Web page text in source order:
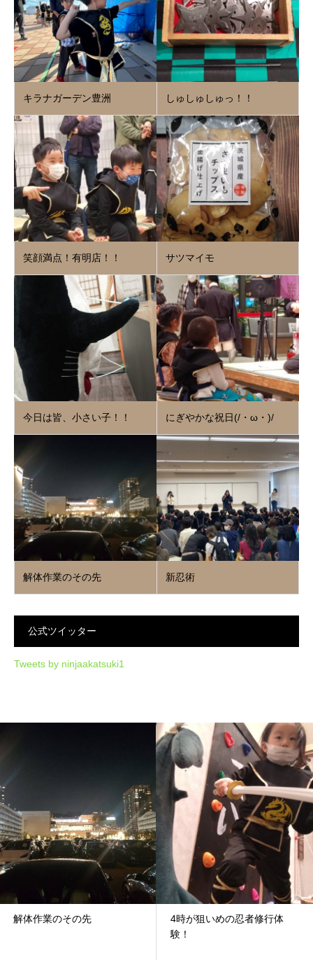
キラナガーデン豊洲 しゅしゅしゅっ！！
笑顔満点！有明店！！ サツマイモ
今日は皆、小さい子！！ にぎやかな祝日(/・ω・)/
解体作業のその先 新忍術
公式ツイッター
Tweets by ninjaakatsuki1
解体作業のその先
4時が狙いめの忍者修行体
験！